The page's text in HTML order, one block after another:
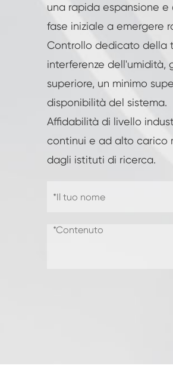
costante
per Test di
le vibrazioni della temperatura
per batterie
della temperatura
calda e fredda
una rapida espansione
fase iniziale a emergere
Controllo dedicato della
interferenze dell'umidità,
superiore, un minimo
disponibilità del sistema.
Affidabilità di livello
continui e ad alto carico
dagli istituti di ricerca.